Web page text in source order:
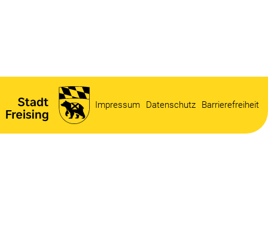
Impressum Datenschutz Barrierefreiheit